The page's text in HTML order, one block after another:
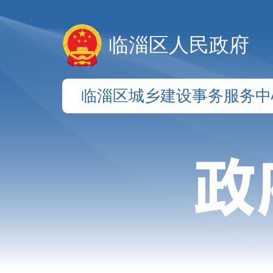
临淄区人民政府
临淄区城乡建设事务服务